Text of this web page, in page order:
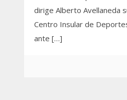
dirige Alberto Avellaneda
Centro Insular de
ante […]